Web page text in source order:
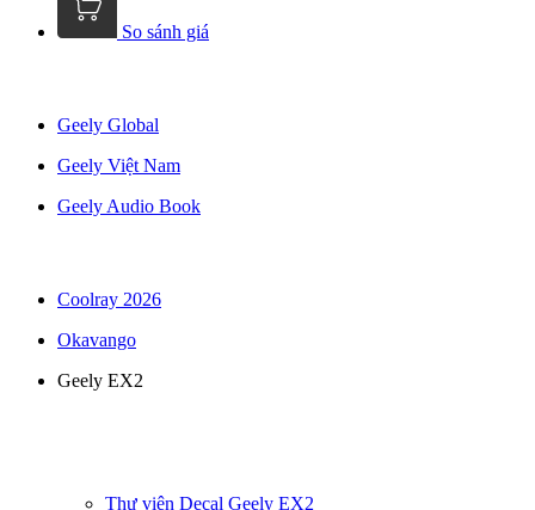
So sánh giá
Geely Global
Geely Việt Nam
Geely Audio Book
Coolray 2026
Okavango
Geely EX2
Thư viện Decal Geely EX2